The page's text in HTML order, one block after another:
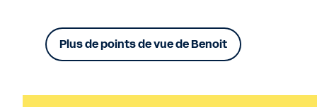
Plus de points de vue de Benoit